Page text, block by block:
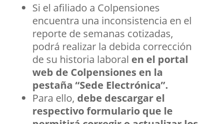
Si el afiliado a Colpensiones
encuentra una inconsistencia en el
reporte de semanas cotizadas,
podrá realizar la debida corrección
de su historia laboral en el portal
web de Colpensiones en la
pestaña “Sede Electrónica”.
Para ello, debe descargar el
respectivo formulario que le